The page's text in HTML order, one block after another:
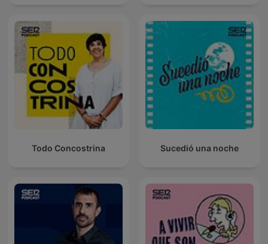
Todo Concostrina Sucedió una noche